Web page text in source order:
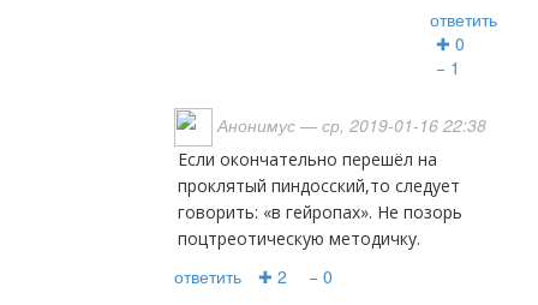
ответить
✚ 0
− 1
Анонимус — ср, 2019-01-16 22:38
Если окончательно перешёл на
проклятый пиндосский,то следует
говорить: «в гейропах». Не позорь
поцтреотическую методичку.
ответить ✚ 2 − 0